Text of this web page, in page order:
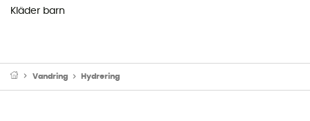
Kläder barn
Vandring Hydrering